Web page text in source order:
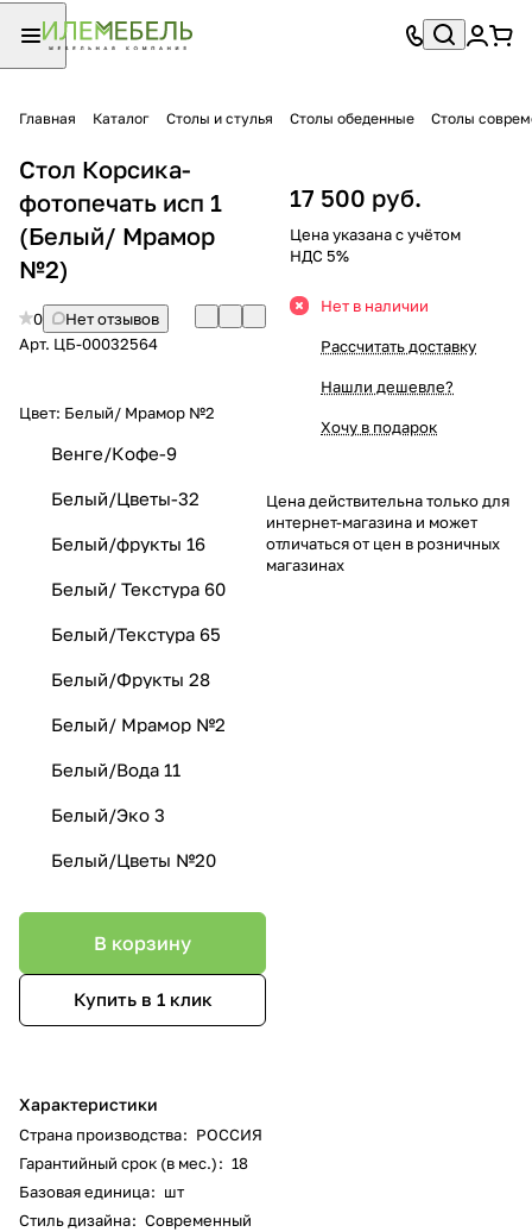
Главная Каталог Столы и стулья Столы обеденные Столы
Стол Корсика-
фотопечать исп 1
(Белый/ Мрамор
№2)
0
Нет отзывов
Арт. ЦБ-00032564
Цвет: Белый/ Мрамор №2
Венге/Кофе-9
Белый/Цветы-32
Белый/фрукты 16
Белый/ Текстура 60
Белый/Текстура 65
Белый/Фрукты 28
Белый/ Мрамор №2
Белый/Вода 11
Белый/Эко 3
Белый/Цветы №20
В корзину
Купить в 1 клик
Характеристики
Страна производства: РОССИЯ
Гарантийный срок (в мес.): 18
Базовая единица: шт
Стиль дизайна: Современный
17 500 руб.
Цена указана с учётом
НДС 5%
Нет в наличии
Рассчитать доставку
Нашли дешевле?
Хочу в подарок
Цена действительна только для
интернет-магазина и может
отличаться от цен в розничных
магазинах